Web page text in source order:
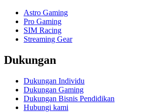
Astro Gaming
Pro Gaming
SIM Racing
Streaming Gear
Dukungan
Dukungan Individu
Dukungan Gaming
Dukungan Bisnis Pendidikan
Hubungi kami